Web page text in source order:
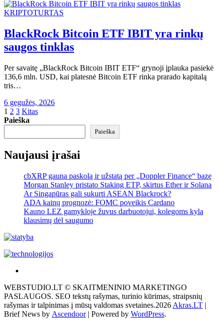
KRIPTOTURTAS
BlackRock Bitcoin ETF IBIT yra rinkų
saugos tinklas
Per savaitę „BlackRock Bitcoin IBIT ETF“ grynoji įplauka pasiekė
136,6 mln. USD, kai platesnė Bitcoin ETF rinka prarado kapitalą
tris…
6 gegužės, 2026
Įrašų
puslapiavimas
1 2 3 Kitas
Paieška
Paieška
Naujausi įrašai
cbXRP gauna paskolą ir užstatą per „Doppler Finance“ bazę
Morgan Stanley pristato Staking ETP, skirtus Ether ir Solana
Ar Singapūras gali sukurti ASEAN Blackrock?
ADA kainų prognozė: FOMC poveikis Cardano
Kauno LEZ gamykloje žuvus darbuotojui, kolegoms kyla
klausimų dėl saugumo
tai
žemės
ploto
matavimo
WEBSTUDIO.LT © SKAITMENINIO MARKETINGO
PASLAUGOS. SEO tekstų rašymas, turinio kūrimas, straipsnių
rašymas ir talpinimas į mūsų valdomas svetaines.2026 Akras.LT |
Brief News by Ascendoor| Powered by WordPress.